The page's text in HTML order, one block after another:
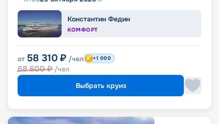
Константин Федин
КОМФОРТ
от 58 310 ₽ /чел
68 600₽ /чел
+1 000
Выбрать круиз